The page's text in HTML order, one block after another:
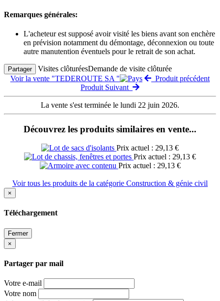
Remarques générales:
L'acheteur est supposé avoir visité les biens avant son enchère
en prévision notamment du démontage, déconnexion ou toute
autre manutention éventuels pour le retrait de son achat.
Partager Visites clôturéesDemande de visite clôturée
Voir la vente "TEDEROUTE SA "
Produit précédent
Produit Suivant
La vente s'est terminée le lundi 22 juin 2026.
Découvrez les produits similaires en vente...
Prix actuel : 29,13 €
Prix actuel : 29,13 €
Prix actuel : 29,13 €
Voir tous les produits de la catégorie Construction & génie civil
×
Téléchargement
Fermer
×
Partager par mail
Votre e-mail
Votre nom